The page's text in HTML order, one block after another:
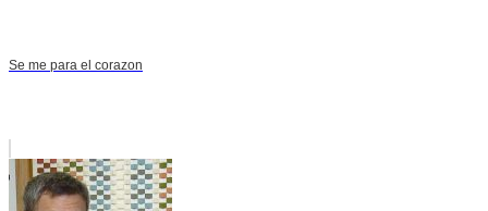
Se me para el corazon